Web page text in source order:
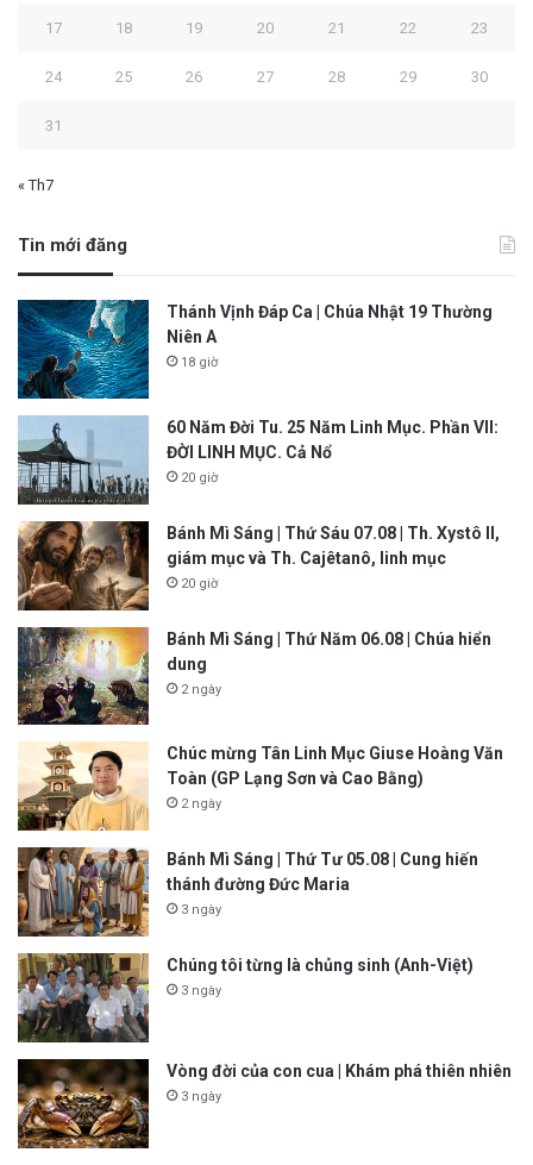
17 18 19 20 21 22 23
24 25 26 27 28 29 30
31
« Th7
Tin mới đăng
Thánh Vịnh Đáp Ca | Chúa Nhật 19 Thường
Niên A
18 giờ
60 Năm Đời Tu. 25 Năm Linh Mục. Phần VII:
ĐỜI LINH MỤC. Cả Nổ
20 giờ
Bánh Mì Sáng | Thứ Sáu 07.08 | Th. Xystô II,
giám mục và Th. Cajêtanô, linh mục
20 giờ
Bánh Mì Sáng | Thứ Năm 06.08 | Chúa hiển
dung
2 ngày
Chúc mừng Tân Linh Mục Giuse Hoàng Văn
Toàn (GP Lạng Sơn và Cao Bằng)
2 ngày
Bánh Mì Sáng | Thứ Tư 05.08 | Cung hiến
thánh đường Đức Maria
3 ngày
Chúng tôi từng là chủng sinh (Anh-Việt)
3 ngày
Vòng đời của con cua | Khám phá thiên nhiên
3 ngày